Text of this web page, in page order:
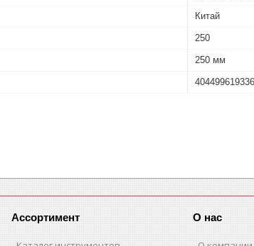
Китай
250
250 мм
Ассортимент О нас